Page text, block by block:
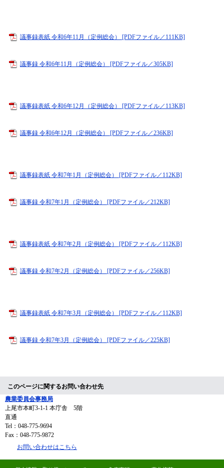
議事録表紙 令和6年11月（定例総会） [PDFファイル／111KB]
議事録 令和6年11月（定例総会） [PDFファイル／305KB]
議事録表紙 令和6年12月（定例総会） [PDFファイル／113KB]
議事録 令和6年12月（定例総会） [PDFファイル／236KB]
議事録表紙 令和7年1月（定例総会） [PDFファイル／112KB]
議事録 令和7年1月（定例総会） [PDFファイル／212KB]
議事録表紙 令和7年2月（定例総会） [PDFファイル／112KB]
議事録 令和7年2月（定例総会） [PDFファイル／256KB]
議事録表紙 令和7年3月（定例総会） [PDFファイル／112KB]
議事録 令和7年3月（定例総会） [PDFファイル／225KB]
このページに関するお問い合わせ先
農業委員会事務局
上尾市本町3-1-1 本庁舎 5階
直通
Tel：048-775-9694
Fax：048-775-9872
お問い合わせはこちら